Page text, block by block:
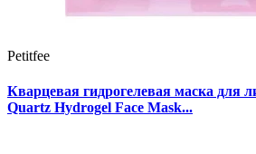
Petitfee
Кварцевая гидрогелевая маска для
Quartz Hydrogel Face Mask...